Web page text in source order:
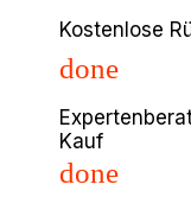
Kostenlose
done
Kauf
done